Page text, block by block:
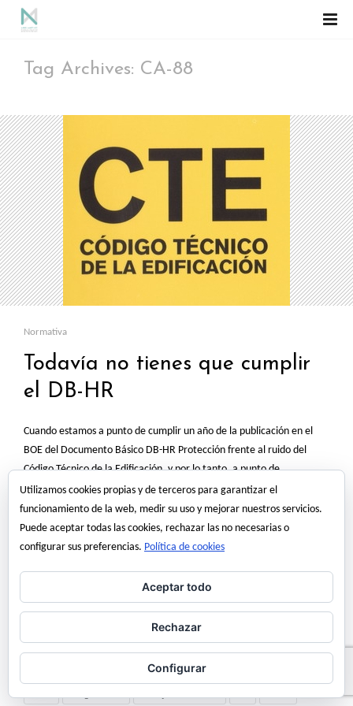
Tag Archives: CA-88
Normativa
Todavía no tienes que cumplir
el DB-HR
Cuando estamos a punto de cumplir un año de la publicación en el
BOE del Documento Básico DB-HR Protección frente al ruido del
Código Técnico de la Edificación, y por lo tanto, a punto de
desaparecer definitivamente la NBE-CA-88, el Gobierno da marcha
atrás y, mediante un Real Decreto aprobado por el Consejo de
Ministros…
Read More
18 octubre, 2008 angel martinez
Utilizamos cookies propias y de terceros para garantizar el
funcionamiento de la web, medir su uso y mejorar nuestros servicios.
Puede aceptar todas las cookies, rechazar las no necesarias o
configurar sus preferencias. Política de cookies
Aceptar todo
Rechazar
Configurar